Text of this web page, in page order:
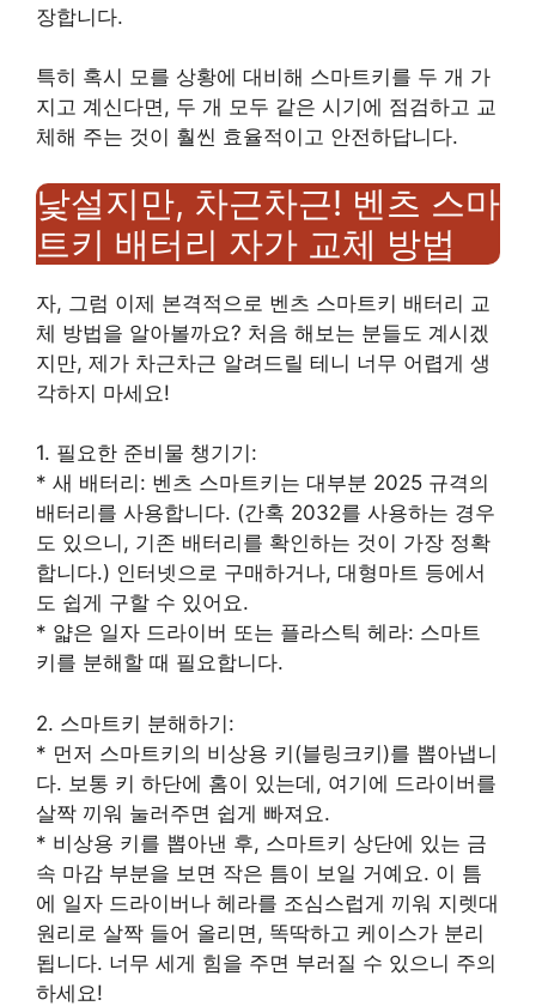
장합니다.
특히 혹시 모를 상황에 대비해 스마트키를 두 개 가
지고 계신다면, 두 개 모두 같은 시기에 점검하고 교
체해 주는 것이 훨씬 효율적이고 안전하답니다.
낯설지만, 차근차근! 벤츠 스마
트키 배터리 자가 교체 방법
자, 그럼 이제 본격적으로 벤츠 스마트키 배터리 교
체 방법을 알아볼까요? 처음 해보는 분들도 계시겠
지만, 제가 차근차근 알려드릴 테니 너무 어렵게 생
각하지 마세요!
1. 필요한 준비물 챙기기:
* 새 배터리: 벤츠 스마트키는 대부분 2025 규격의
배터리를 사용합니다. (간혹 2032를 사용하는 경우
도 있으니, 기존 배터리를 확인하는 것이 가장 정확
합니다.) 인터넷으로 구매하거나, 대형마트 등에서
도 쉽게 구할 수 있어요.
* 얇은 일자 드라이버 또는 플라스틱 헤라: 스마트
키를 분해할 때 필요합니다.
2. 스마트키 분해하기:
* 먼저 스마트키의 비상용 키(블링크키)를 뽑아냅니
다. 보통 키 하단에 홈이 있는데, 여기에 드라이버를
살짝 끼워 눌러주면 쉽게 빠져요.
* 비상용 키를 뽑아낸 후, 스마트키 상단에 있는 금
속 마감 부분을 보면 작은 틈이 보일 거예요. 이 틈
에 일자 드라이버나 헤라를 조심스럽게 끼워 지렛대
원리로 살짝 들어 올리면, 똑딱하고 케이스가 분리
됩니다. 너무 세게 힘을 주면 부러질 수 있으니 주의
하세요!